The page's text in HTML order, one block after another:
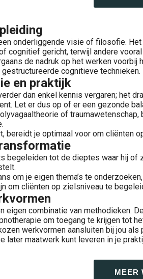
onderliggende visie of filosofie.
cognitief gericht, terwijl andere
de nadruk op het werken
cognitieve technieken.
en praktijk
dan enkel kennis vergaren; het
Let er dus op of er een gezonde
of
bereidt je optimaal voor om cliënten
begeleiden tot de dieptes waar hij
om je eigen thema’s te
om cliënten op zielsniveau te
eigen combinatie van methodieken.
om toegang te krijgen tot
werkvormen aansluiten bij jou
later maatwerk kunt leveren in je
MEER